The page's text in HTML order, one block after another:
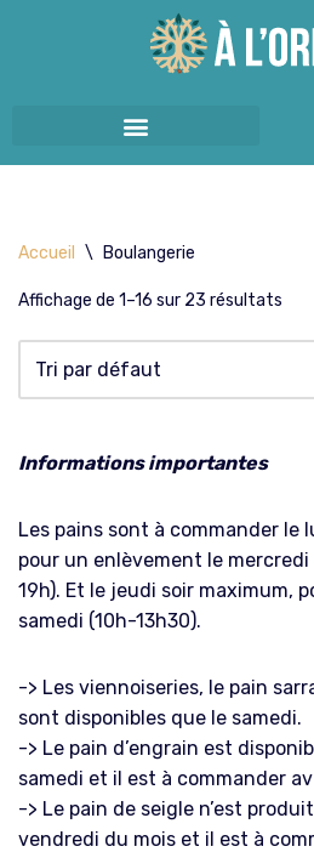
Accueil \ Boulangerie
Affichage de 1–16 sur 23 résultats
Informations importantes
Les pains sont à commander le
pour un enlèvement le mercredi
19h). Et le jeudi soir maximum,
samedi (10h-13h30).
-> Les viennoiseries, le pain
sont disponibles que le samedi.
-> Le pain d’engrain est
samedi et il est à commander
-> Le pain de seigle n’est
vendredi du mois et il est à